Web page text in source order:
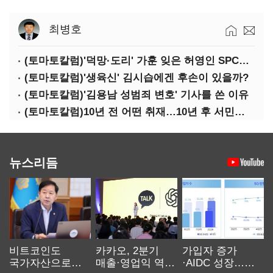
최병호
(토마토칼럼)'덕망·도리' 가훈 잊은 허영인 SPC그룹 회장
(토마토칼럼)'생육신' 김시습에겐 후손이 있을까?
(토마토칼럼)'김용남 성범죄 변호' 기사를 쓴 이유
(토마토칼럼)10년 전 어떤 취재…10년 후 서민석·박상용
뉴스리듬
비트코인도
국가자산으로…'
카카오, 2분기
매출·영업익 역대
가입자 증가
·AIDC 성장…